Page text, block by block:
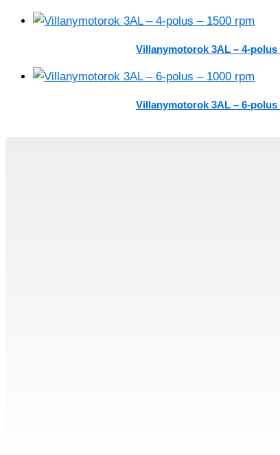
Villanymotorok 3AL – 4-polus
Villanymotorok 3AL – 6-polus